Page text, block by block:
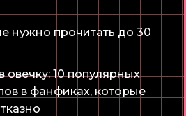
нужно прочитать до 30
овечку: 10 популярных
в фанфиках, которые